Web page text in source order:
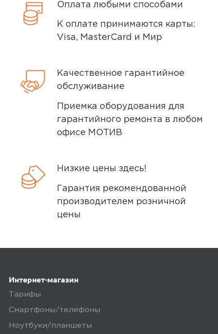
Оплата любыми способами
К оплате принимаются карты:
Visa, MasterCard и Мир
Качественное гарантийное
обслуживание
Приемка оборудования для
гарантийного ремонта в любом
офисе МОТИВ
Низкие цены здесь!
Гарантия рекомендованной
производителем розничной
цены
Интернет-магазин
Тарифы
Смартфоны/телефоны
Ноутбуки/планшеты